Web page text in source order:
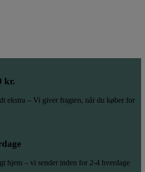
kr.
ekstra – Vi giver fragten, når du køber for
hjem – vi sender inden for 2-4 hverdage